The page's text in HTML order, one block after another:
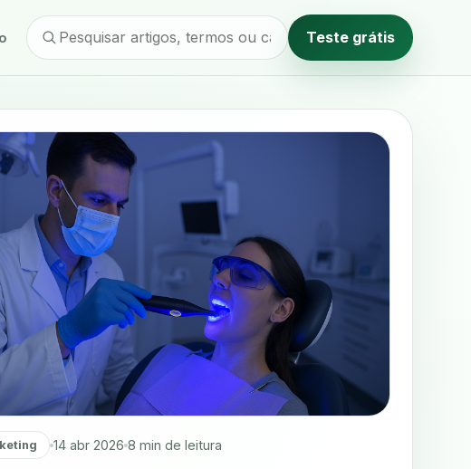
Método editorial Teste grátis
14 abr 2026 8 min de leitura